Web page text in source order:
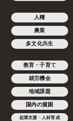
人権
農業
多文化共生
教育・子育て
就労機会
地域課題
国内の貧困
起業支援・人材育成